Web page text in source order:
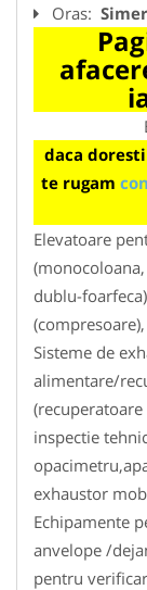
Oras:
daca
te rugam
Elevatoare
dublu-
Sisteme de
alimentare/
inspectie
exhaustor
Echipamente
anvelope /
pentru